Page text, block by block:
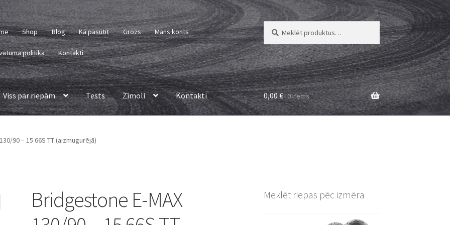
Shop Blog Kā pasūtīt Grozs Mans konts
politika Kontakti
Meklēt:
Meklēt
Viss par riepām Tests Zīmoli Kontakti 0,00€ 0 items
90 – 15 66S TT (aizmugurējā)
Bridgestone E-MAX
Meklēt riepas pēc izmēra